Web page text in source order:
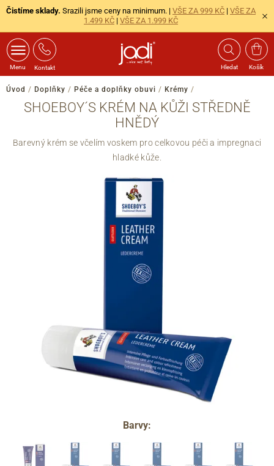
Čistíme sklady. Srazili jsme ceny na minimum. | VŠE ZA 999 KČ | VŠE ZA
1.499 KČ | VŠE ZA 1.999 KČ
Menu Kontakt Hledat Košík
Úvod / Doplňky / Péče a doplňky obuvi / Krémy /
SHOEBOY´S KRÉM NA KŮŽI STŘEDNĚ
HNĚDÝ
Barevný krém se včelím voskem pro celkovou péči a impregnaci
hladké kůže.
Barvy: